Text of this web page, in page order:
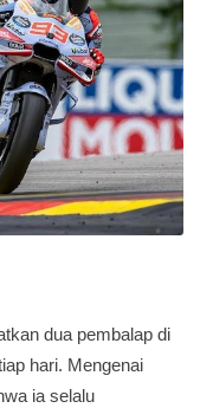
dua pembalap di
hari. Mengenai
ia selalu